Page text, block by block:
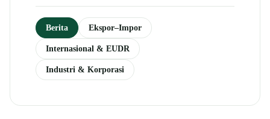
Berita Ekspor–Impor
Internasional & EUDR
Industri & Korporasi